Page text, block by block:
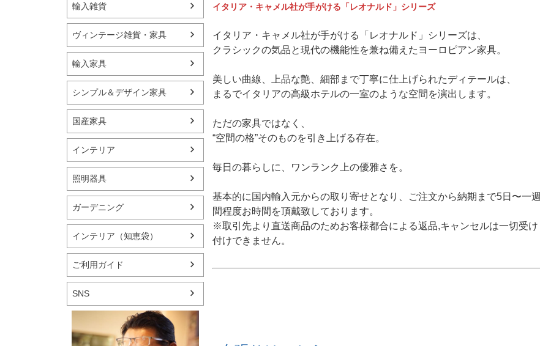
輸入雑貨
ヴィンテージ雑貨・家具
輸入家具
シンプル＆デザイン家具
国産家具
インテリア
照明器具
ガーデニング
インテリア（知恵袋）
ご利用ガイド
SNS
イタリア・キャメル社が手がける「レオナルド」シリーズ
イタリア・キャメル社が手がける「レオナルド」シリーズは、
クラシックの気品と現代の機能性を兼ね備えたヨーロピアン家具。
美しい曲線、上品な艶、細部まで丁寧に仕上げられたディテールは、
まるでイタリアの高級ホテルの一室のような空間を演出します。
ただの家具ではなく、
“空間の格”そのものを引き上げる存在。
毎日の暮らしに、ワンランク上の優雅さを。
基本的に国内輸入元からの取り寄せとなり、ご注文から納期まで5日〜一週
間程度お時間を頂戴致しております。
※取引先より直送商品のためお客様都合による返品,キャンセルは一切受け
付けできません。